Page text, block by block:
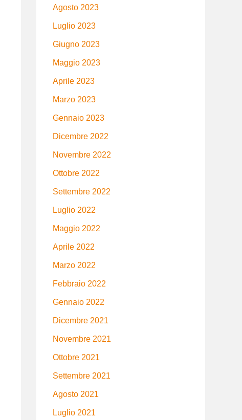
Agosto 2023
Luglio 2023
Giugno 2023
Maggio 2023
Aprile 2023
Marzo 2023
Gennaio 2023
Dicembre 2022
Novembre 2022
Ottobre 2022
Settembre 2022
Luglio 2022
Maggio 2022
Aprile 2022
Marzo 2022
Febbraio 2022
Gennaio 2022
Dicembre 2021
Novembre 2021
Ottobre 2021
Settembre 2021
Agosto 2021
Luglio 2021